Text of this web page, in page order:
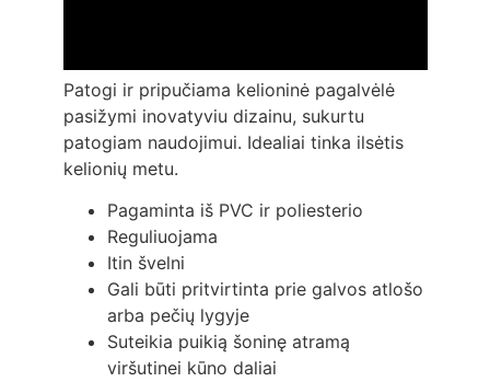
Patogi ir pripučiama kelioninė pagalvėlė
pasižymi inovatyviu dizainu, sukurtu
patogiam naudojimui. Idealiai tinka ilsėtis
kelionių metu.
Pagaminta iš PVC ir poliesterio
Reguliuojama
Itin švelni
Gali būti pritvirtinta prie galvos atlošo
arba pečių lygyje
Suteikia puikią šoninę atramą
viršutinei kūno daliai